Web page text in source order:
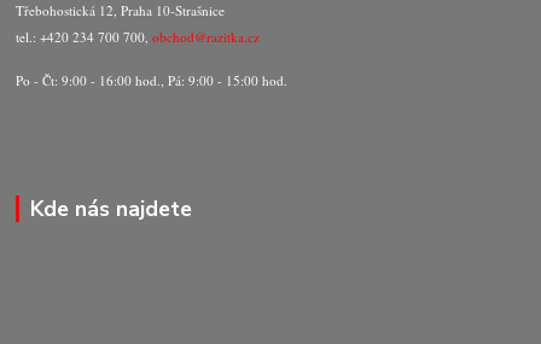
Třebohostická 12, Praha 10-Strašnice
tel.: +420 234 700 700,obchod@razitka.cz
Po - Čt: 9:00 - 16:00 hod., Pá: 9:00 - 15:00 hod.
Kde nás najdete